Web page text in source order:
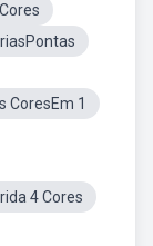
CoresEm 1
4 Cores